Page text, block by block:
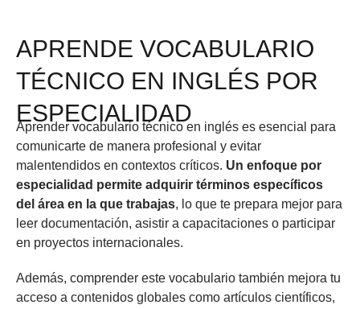
APRENDE VOCABULARIO
TÉCNICO EN INGLÉS POR
ESPECIALIDAD
Aprender vocabulario técnico en inglés es esencial para
comunicarte de manera profesional y evitar
malentendidos en contextos críticos. Un enfoque por
especialidad permite adquirir términos específicos
del área en la que trabajas, lo que te prepara mejor para
leer documentación, asistir a capacitaciones o participar
en proyectos internacionales.
Además, comprender este vocabulario también mejora tu
acceso a contenidos globales como artículos científicos,